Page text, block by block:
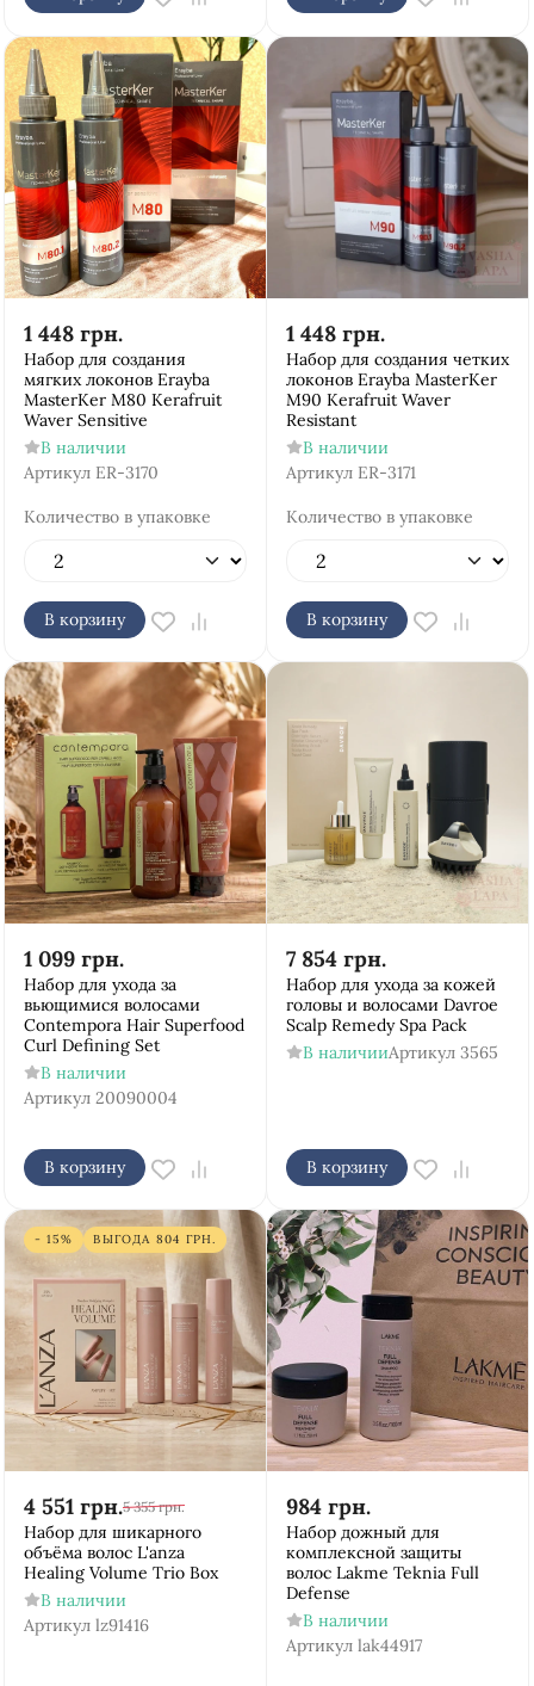
1 448 грн.
Набор для создания
мягких локонов Erayba
MasterKer M80 Kerafruit
Waver Sensitive
В наличии
Артикул ER-3170
Количество в упаковке
В корзину
1 448 грн.
Набор для создания четких
локонов Erayba MasterKer
M90 Kerafruit Waver
Resistant
В наличии
Артикул ER-3171
Количество в упаковке
В корзину
1 099 грн.
Набор для ухода за
вьющимися волосами
Contempora Hair Superfood
Curl Defining Set
В наличии
Артикул 20090004
В корзину
7 854 грн.
Набор для ухода за кожей
головы и волосами Davroe
Scalp Remedy Spa Pack
В наличииАртикул 3565
В корзину
- 15% ВЫГОДА 804 ГРН.
4 551 грн.5 355 грн.
Набор для шикарного
объёма волос L'anza
Healing Volume Trio Box
В наличии
Артикул lz91416
984 грн.
Набор дожный для
комплексной защиты
волос Lakme Teknia Full
Defense
В наличии
Артикул lak44917